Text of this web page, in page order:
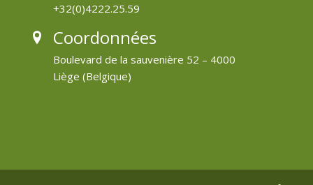
+32(0)4222.25.59
Coordonnées
Boulevard de la sauvenière 52 – 4000
Liège (Belgique)